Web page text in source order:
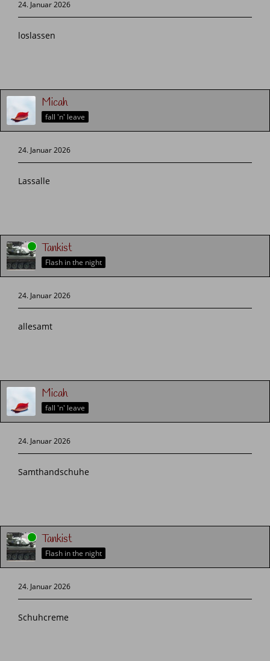
24. Januar 2026
loslassen
Micah
fall 'n' leave
24. Januar 2026
Lassalle
Online Tankist
Flash in the night
24. Januar 2026
allesamt
Micah
fall 'n' leave
24. Januar 2026
Samthandschuhe
Online Tankist
Flash in the night
24. Januar 2026
Schuhcreme